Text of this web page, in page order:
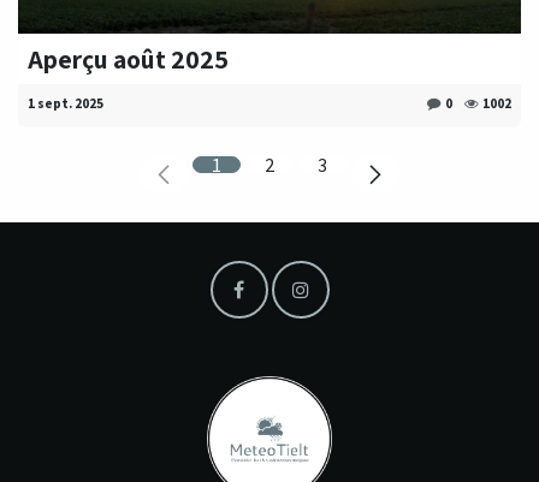
Aperçu août 2025
1 sept. 2025 0 1002
1 2 3